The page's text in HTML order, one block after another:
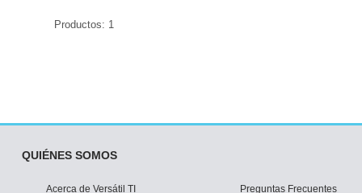
Productos: 1
QUIÉNES SOMOS
Acerca de Versátil TI Preguntas Frecuentes